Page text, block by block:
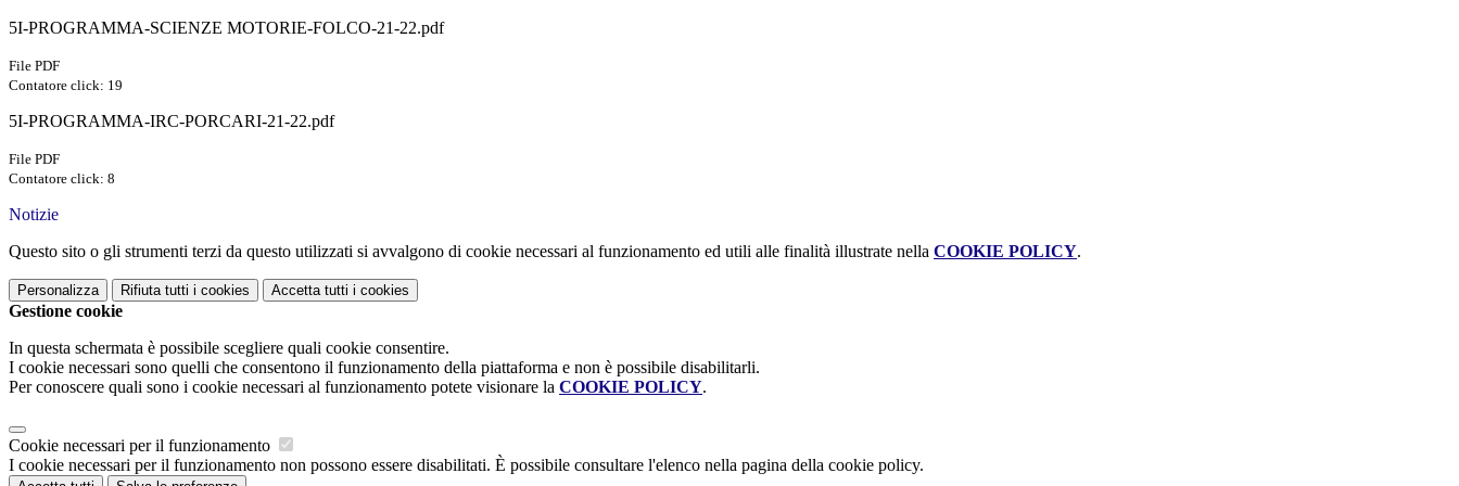
5I-PROGRAMMA-SCIENZE MOTORIE-FOLCO-21-22.pdf
File PDF
Contatore click: 19
5I-PROGRAMMA-IRC-PORCARI-21-22.pdf
File PDF
Contatore click: 8
Notizie
Questo sito o gli strumenti terzi da questo utilizzati si avvalgono di cookie necessari al funzionamento ed utili alle finalità illustrate nella COOKIE POLICY.
Personalizza Rifiuta tutti i cookies Accetta tutti i cookies
Gestione cookie
In questa schermata è possibile scegliere quali cookie consentire.
I cookie necessari sono quelli che consentono il funzionamento della piattaforma e non è possibile disabilitarli.
Per conoscere quali sono i cookie necessari al funzionamento potete visionare la COOKIE POLICY.
Cookie necessari per il funzionamento
I cookie necessari per il funzionamento non possono essere disabilitati. È possibile consultare l'elenco nella pagina della cookie policy.